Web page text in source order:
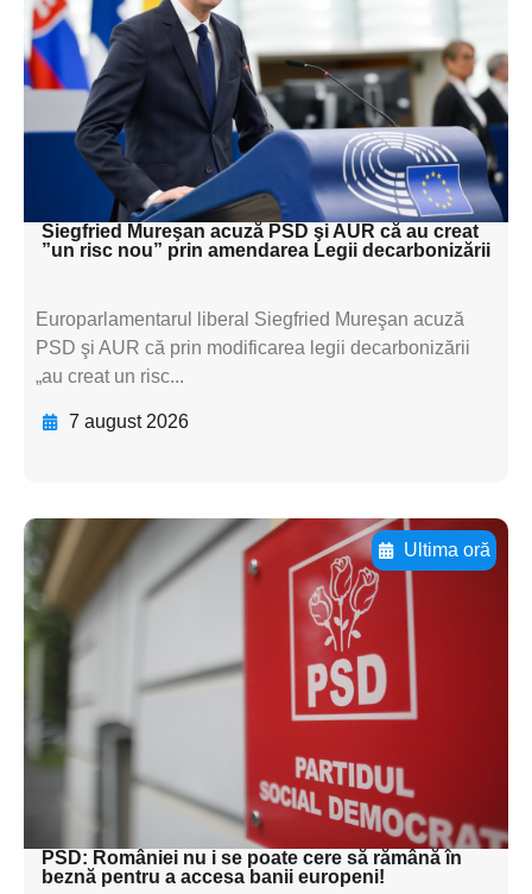
textul pentru
subtitluAdaugă aici
textul pentru
subtitluAdaugă aici
textul pentru subti
Siegfried Mureşan acuză PSD şi AUR că au creat
”un risc nou” prin amendarea Legii decarbonizării
Europarlamentarul liberal Siegfried Mureşan acuză
PSD şi AUR că prin modificarea legii decarbonizării
„au creat un risc...
7 august 2026
Ultima oră
Adaugă aici textul pentru
subtitluAdaugă aici
textul pentru
subtitluAdaugă aici
textul pentru
subtitluAdaugă aici
textul pentru subti
PSD: României nu i se poate cere să rămână în
beznă pentru a accesa banii europeni!